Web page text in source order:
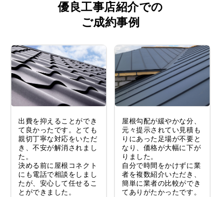
優良工事店紹介での
ご成約事例
出費を抑えることができ
て良かったです。とても
親切丁寧な対応をいただ
き、不安が解消されまし
た。
決める前に屋根コネクト
にも電話で相談をしまし
たが、安心して任せるこ
とができました。
屋根勾配が緩やかな分、
元々提示されてい見積も
りにあった足場が不要と
なり、価格が大幅に下が
りました。
自分で時間をかけずに業
者を複数紹介いただき、
簡単に業者の比較ができ
てありがたかったです。